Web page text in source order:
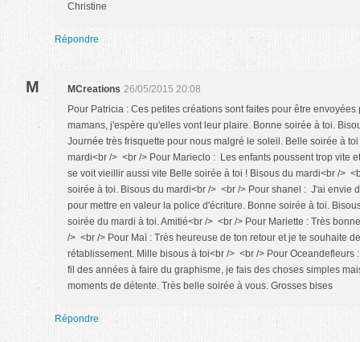
Christine
Répondre
M MCreations 26/05/2015 20:08
Pour Patricia : Ces petites créations sont faites pour être
mamans, j'espère qu'elles vont leur plaire. Bonne soirée à toi.
Journée très frisquette pour nous malgré le soleil. Belle soirée à
mardi<br /> <br /> Pour Marieclo : Les enfants poussent trop vite
se voit vieillir aussi vite Belle soirée à toi ! Bisous du mardi<br />
soirée à toi. Bisous du mardi<br /> <br /> Pour shanel : J'ai envie
pour mettre en valeur la police d'écriture. Bonne soirée à toi.
soirée du mardi à toi. Amitié<br /> <br /> Pour Mariette : Très
/> <br /> Pour Maï : Très heureuse de ton retour et je te souhaite
rétablissement. Mille bisous à toi<br /> <br /> Pour Oceandefleurs
fil des années à faire du graphisme, je fais des choses simples
moments de détente. Très belle soirée à vous. Grosses bises
Répondre